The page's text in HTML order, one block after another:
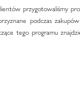
przygotowaliśmy
podczas
tego programu